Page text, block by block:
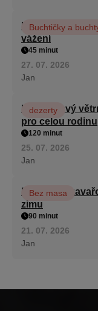
Hrnková
vážení
Buchtičky a
45 minut
27. 07. 2026
Jan
Karamelový
pro celou rodinu
dezerty
120 minut
25. 07. 2026
Jan
Babiččino
zimu
Bez masa
90 minut
21. 07. 2026
Jan